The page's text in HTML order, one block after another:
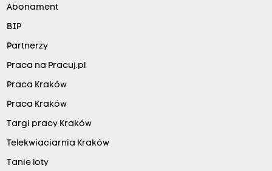
Abonament
BIP
Partnerzy
Praca na Pracuj.pl
Praca Kraków
Praca Kraków
Targi pracy Kraków
Telekwiaciarnia Kraków
Tanie loty